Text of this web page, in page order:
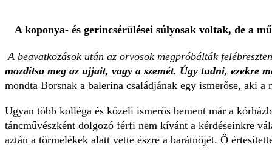
A koponya- és gerincsérülései súlyosak voltak, de a
A beavatkozások után az orvosok megpróbálták
mozdítsa meg az ujjait, vagy a szemét. Úgy tudni, ezekre
mondta Borsnak a balerina családjának egy ismerőse, aki a
Ugyan több kolléga és közeli ismerős bement már a
táncművészként dolgozó férfi nem kívánt a kérdéseinkre
aztán a törmelékek alatt vette észre a barátnőjét. Ő